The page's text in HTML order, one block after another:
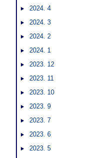
2024. 4
2024. 3
2024. 2
2024. 1
2023. 12
2023. 11
2023. 10
2023. 9
2023. 7
2023. 6
2023. 5